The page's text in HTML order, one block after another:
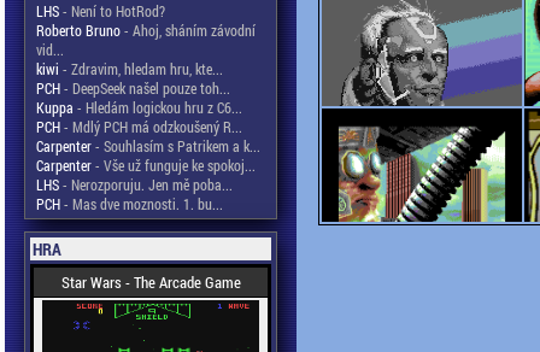
LHS- Není to HotRod?
Roberto Bruno- Ahoj, sháním závodní
vid...
kiwi - Zdravim, hledam hru, kte...
PCH- DeepSeek našel pouze toh...
Kuppa - Hledám logickou hru z C6...
PCH- Mdlý PCH má odzkoušený R...
Carpenter- Souhlasím s Patrikem a k...
Carpenter- Vše už funguje ke spokoj...
LHS- Nerozporuju. Jen mě poba...
PCH- Mas dve moznosti. 1. bu...
HRA
Star Wars - The Arcade Game